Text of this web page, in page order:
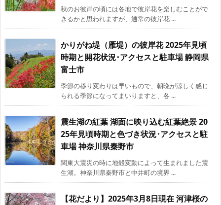
秋のお彼岸の頃には各地で彼岸花を楽しむことがで
きるかと思われますが、通常の彼岸花 ...
かりがね堤（雁堤）の彼岸花 2025年見頃
時期と開花状況･アクセスと駐車場 静岡県
富士市
季節の移り変わりは早いもので、朝晩が涼しく感じ
られる季節になってまいりますと、各 ...
震生湖の紅葉 湖面に映り込む紅葉絶景 20
25年見頃時期と色づき状況･アクセスと駐
車場 神奈川県秦野市
関東大震災の時に地殻変動によって生まれました震
生湖。神奈川県秦野市と中井町の境界 ...
【花だより】2025年3月8日現在 河津桜の